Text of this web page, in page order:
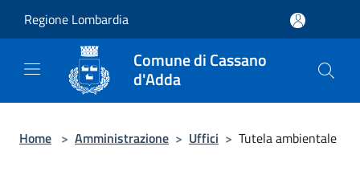
Regione Lombardia
Comune di Cassano
d'Adda
Home > Amministrazione > Uffici > Tutela ambientale